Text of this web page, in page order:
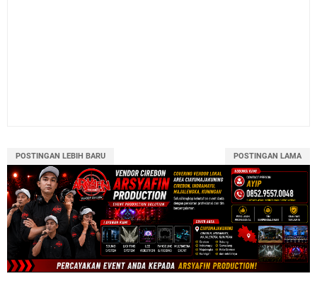
POSTINGAN LEBIH BARU POSTINGAN LAMA